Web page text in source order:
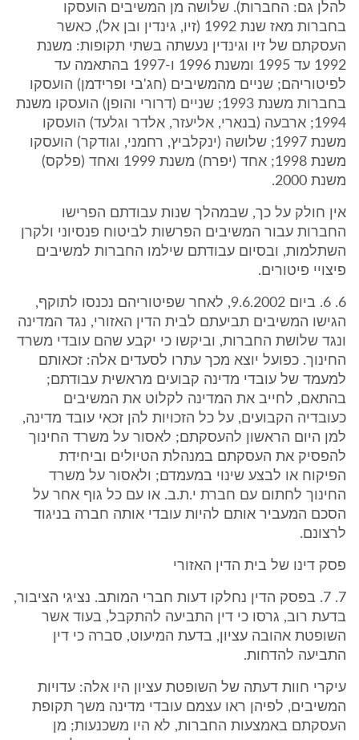
להלן גם: החברות). שלושה מן המשיבים הועסקו
בחברות מאז שנת 1992 (זיו, גינדין ובן אל), כאשר
העסקתם של זיו וגינדין נעשתה בשתי תקופות: משנת
1992 עד 1995 ומשנת 1996 ו-1997 בהתאמה עד
לפיטוריהם; שניים מהמשיבים (חג'בי ופרידמן) הועסקו
בחברות משנת 1993; שניים (דרורי והופן) הועסקו משנת
1994; ארבעה (בנארי, אליעזר, אלדר וגלעד) הועסקו
משנת 1997; שלושה (ינקלביץ, רחמני, וגודקר) הועסקו
משנת 1998; אחד (יפרח) משנת 1999 ואחד (פלקס)
משנת 2000.
אין חולק על כך, שבמהלך שנות עבודתם הפרישו
החברות עבור המשיבים הפרשות לביטוח פנסיוני ולקרן
השתלמות, ובסיום עבודתם שילמו החברות למשיבים
פיצויי פיטורים.
6. 6. ביום 9.6.2002, לאחר שפיטוריהם נכנסו לתוקף,
הגישו המשיבים תביעתם לבית הדין האזורי, נגד המדינה
ונגד שלושת החברות, וביקשו כי יקבע שהם עובדי משרד
החינוך. כפועל יוצא מכך עתרו לסעדים אלה: זכאותם
למעמד של עובדי מדינה קבועים מראשית עבודתם;
בהתאם, לחייב את המדינה לקלוט את המשיבים
כעובדיה הקבועים, על כל הזכויות להן זכאי עובד מדינה,
למן היום הראשון להעסקתם; לאסור על משרד החינוך
להפסיק את העסקתם במנהלת הטיולים וביחידת
הפיקוח או לבצע שינוי במעמדם; ולאסור על משרד
החינוך לחתום עם חברת י.ת.ב. או עם כל גוף אחר על
הסכם המעביר אותם להיות עובדי אותה חברה בניגוד
לרצונם.
פסק דינו של בית הדין האזורי
7. 7. בפסק הדין נחלקו דעות חברי המותב. נציגי הציבור,
בדעת רוב, גרסו כי דין התביעה להתקבל, בעוד אשר
השופטת אהובה עציון, בדעת המיעוט, סברה כי דין
התביעה להדחות.
עיקרי חוות דעתה של השופטת עציון היו אלה: עדויות
המשיבים, לפיהן ראו עצמם עובדי מדינה משך תקופת
העסקתם באמצעות החברות, לא היו משכנעות; מן